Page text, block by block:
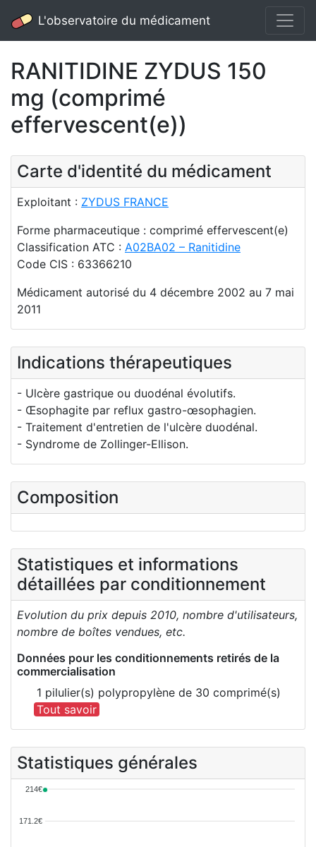
L'observatoire du médicament
RANITIDINE ZYDUS 150
mg (comprimé
effervescent(e))
Carte d'identité du médicament
Exploitant : ZYDUS FRANCE
Forme pharmaceutique : comprimé effervescent(e)
Classification ATC : A02BA02 – Ranitidine
Code CIS : 63366210
Médicament autorisé du 4 décembre 2002 au 7 mai
2011
Indications thérapeutiques
- Ulcère gastrique ou duodénal évolutifs.
- Œsophagite par reflux gastro-œsophagien.
- Traitement d'entretien de l'ulcère duodénal.
- Syndrome de Zollinger-Ellison.
Composition
Statistiques et informations
détaillées par conditionnement
Evolution du prix depuis 2010, nombre d'utilisateurs,
nombre de boîtes vendues, etc.
Données pour les conditionnements retirés de la
commercialisation
1 pilulier(s) polypropylène de 30 comprimé(s)
Tout savoir
Statistiques générales
214€
171.2€